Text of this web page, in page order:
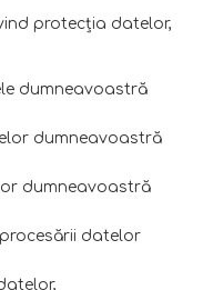
protecţia datelor,
dumneavoastră
dumneavoastră
dumneavoastră
datelor